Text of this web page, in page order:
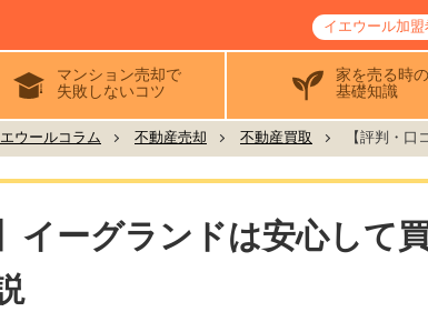
イエウール加
マンション売却で
失敗しないコツ
家を売る時の
基礎知識
ウールコラム 不動産売却 不動産買取 【評判・口
イーグランドは安心して買